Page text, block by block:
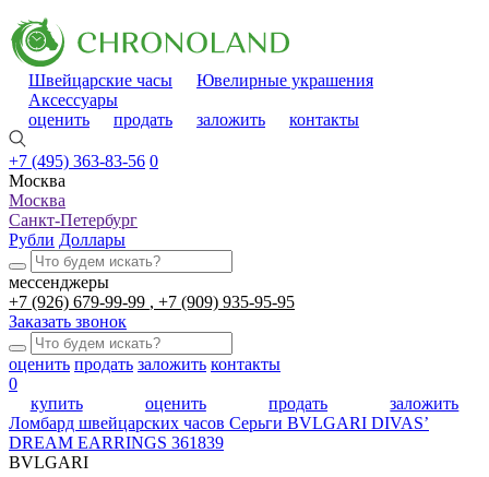
Швейцарские часы
Ювелирные украшения
Аксессуары
оценить
продать заложить контакты
+7 (495) 363-83-56 0
Москва
Москва
Санкт-Петербург
Рубли Доллары
мессенджеры
+7 (926) 679-99-99
+7 (909) 935-95-95
Заказать звонок
оценить продать заложить контакты
0
купить
оценить продать
заложить
Ломбард швейцарских часов Серьги BVLGARI DIVAS’
DREAM EARRINGS 361839
BVLGARI